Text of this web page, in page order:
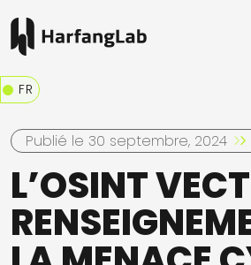
FR
Publié le 30 septembre, 2024
L’OSINT